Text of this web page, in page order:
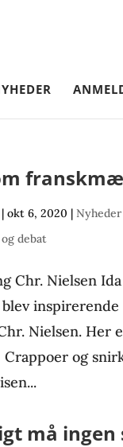
|okt 6, 2020 |
debat
Chr. Nielsen
Nielsen. Her
og
må ingen